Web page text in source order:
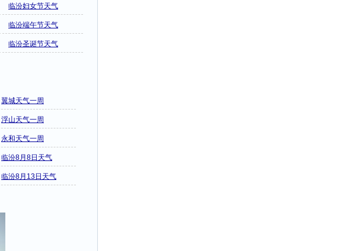
临汾妇女节天气
临汾端午节天气
临汾圣诞节天气
翼城天气一周
浮山天气一周
永和天气一周
临汾8月8日天气
临汾8月13日天气